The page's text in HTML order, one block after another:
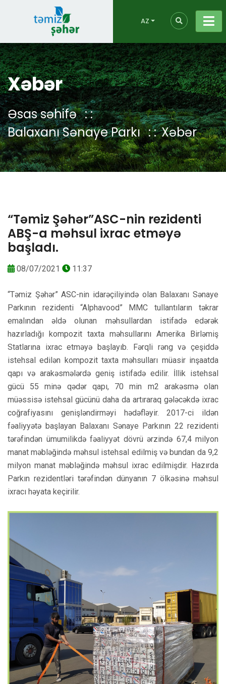
AZ
Xəbər
Əsas səhifə
Balaxanı Sənaye Parkı
Xəbər
“Təmiz Şəhər”ASC-nin rezidenti
ABŞ-a məhsul ixrac etməyə
başladı.
08/07/2021 11:37
“Təmiz Şəhər” ASC-nin idarəçiliyində olan Balaxanı Sənaye
Parkının rezidenti “Alphavood” MMC tullantıların təkrar
emalından əldə olunan məhsullardan istifadə edərək
hazırladığı kompozit taxta məhsullarını Amerika Birləmiş
Statlarına ixrac etməyə başlayıb. Fərqli rəng və çeşiddə
istehsal edilən kompozit taxta məhsulları müasir inşaatda
qapı və arakəsmələrdə geniş istifadə edilir. İllik istehsal
gücü 55 minə qədər qapı, 70 min m2 arakəsmə olan
müəssisə istehsal gücünü daha da artıraraq gələcəkdə ixrac
coğrafiyasını genişləndirməyi hədəfləyir. 2017-ci ildən
fəaliyyətə başlayan Balaxanı Sənaye Parkının 22 rezidenti
tərəfindən ümumilikdə fəaliyyət dövrü ərzində 67,4 milyon
manat məbləğində məhsul istehsal edilmiş və bundan da 9,2
milyon manat məbləğində məhsul ixrac edilmişdir. Hazırda
Parkın rezidentləri tərəfindən dünyanın 7 ölkəsinə məhsul
ixracı həyata keçirilir.